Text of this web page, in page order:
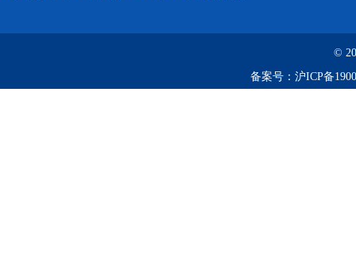
©
备案号： 沪ICP备